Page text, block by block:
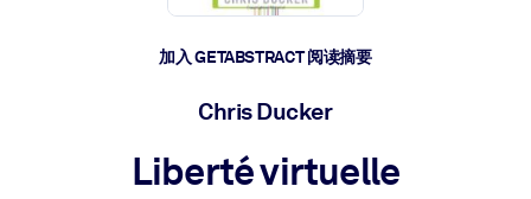
培养您的员工应对未来挑战所需的技能。
加入 GETABSTRACT 阅读摘要
Chris Ducker
Liberté virtuelle